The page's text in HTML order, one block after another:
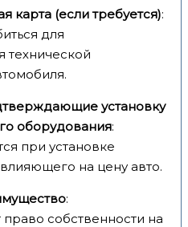
карта (если требуется):
для
технической
установку
оборудования:
при установке
на цену авто.
:
собственности на